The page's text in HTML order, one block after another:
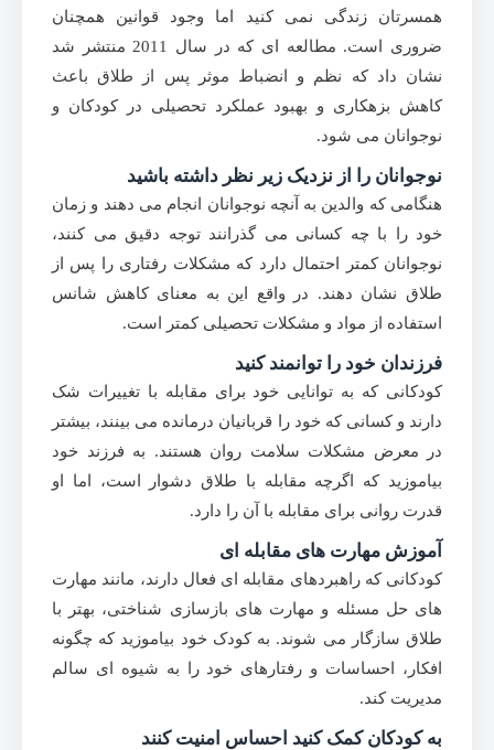
همسرتان زندگی نمی کنید اما وجود قوانین همچنان
ضروری است. مطالعه ای که در سال 2011 منتشر شد
نشان داد که نظم و انضباط موثر پس از طلاق باعث
کاهش بزهکاری و بهبود عملکرد تحصیلی در کودکان و
نوجوانان می شود.
نوجوانان را از نزدیک زیر نظر داشته باشید
هنگامی که والدین به آنچه نوجوانان انجام می دهند و زمان
خود را با چه کسانی می گذرانند توجه دقیق می کنند،
نوجوانان کمتر احتمال دارد که مشکلات رفتاری را پس از
طلاق نشان دهند. در واقع این به معنای کاهش شانس
استفاده از مواد و مشکلات تحصیلی کمتر است.
فرزندان خود را توانمند کنید
کودکانی که به توانایی خود برای مقابله با تغییرات شک
دارند و کسانی که خود را قربانیان درمانده می بینند، بیشتر
در معرض مشکلات سلامت روان هستند. به فرزند خود
بیاموزید که اگرچه مقابله با طلاق دشوار است، اما او
قدرت روانی برای مقابله با آن را دارد.
آموزش مهارت های مقابله ای
کودکانی که راهبردهای مقابله ای فعال دارند، مانند مهارت
های حل مسئله و مهارت های بازسازی شناختی، بهتر با
طلاق سازگار می شوند. به کودک خود بیاموزید که چگونه
افکار، احساسات و رفتارهای خود را به شیوه ای سالم
مدیریت کند.
به کودکان کمک کنید احساس امنیت کنند